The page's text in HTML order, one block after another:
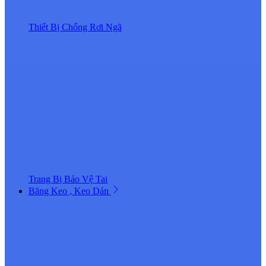
Thiết Bị Chống Rơi Ngã
Trang Bị Bảo Vệ Tai
Băng Keo , Keo Dán